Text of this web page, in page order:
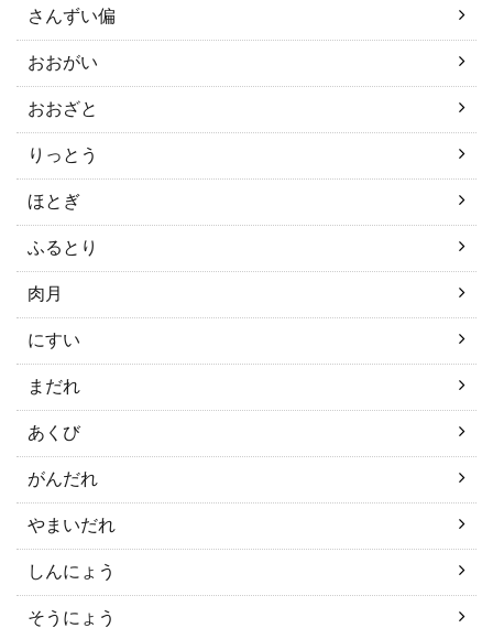
さんずい偏
おおがい
おおざと
りっとう
ほとぎ
ふるとり
肉月
にすい
まだれ
あくび
がんだれ
やまいだれ
しんにょう
そうにょう